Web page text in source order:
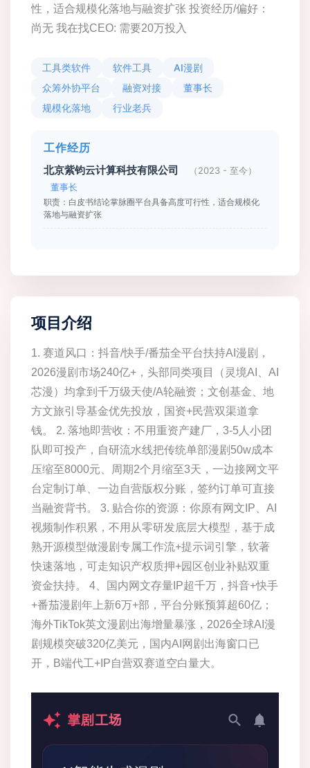
性，适合规模化落地与融资扩张 投资经历/偏好：
尚无 我在找CEO: 需要20万投入
工具类软件 软件工具
AI漫剧
众筹外协平台
融资对接
董事长
规模化落地
行业老兵
工作经历
北京紫钧云计算科技有限公司
（2023 - 至今）
董事长
职责：白皮书结论掌脉圈平台具备高度可行性，适合规模化
落地与融资扩张
项目介绍
1. 赛道风口：抖音/快手/番茄全平台扶持AI漫剧，
2026漫剧市场240亿+，头部同类项目（灵境AI、AI
芯漫）均拿到千万级天使/A轮融资；文创基金、地
方文旅引导基金优先投放，国资+民营双渠道拿
钱。 2. 落地即营收：不用重资产建厂，3-5人小团
队即可投产，自研流水线把传统单部漫剧50w成本
压缩至8000元、周期2个月缩至3天，一边接网文平
台定制订单、一边自营版权分账，签约订单可直接
当融资背书。 3. 贴合你的资源：你原有网文IP、AI
视频制作积累，不用从零研发底层大模型，基于成
熟开源模型做漫剧专属工作流+提示词引擎，软著
快速落地，可走知识产权质押+园区创业补贴双重
资金扶持。 4、国内网文存量IP超千万，抖音+快手
+番茄漫剧年上新6万+部，平台分账预算超60亿；
海外TikTok英文漫剧出海增量暴涨，2026全球AI漫
剧规模突破320亿美元，国内AI网剧出海窗口已
开，B端代工+IP自营双赛道空白量大。